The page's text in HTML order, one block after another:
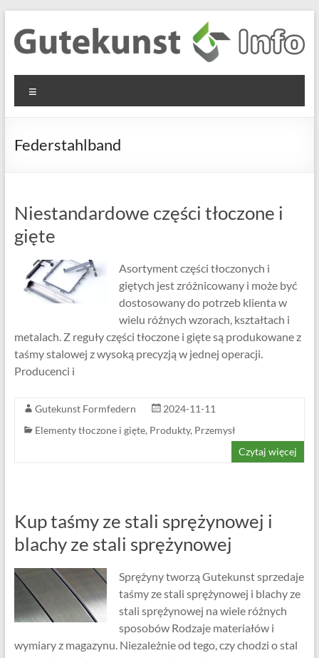
content
Gutekunst
Formfedern
GmbH
Informationen
Flachmaterial
Federstahlband
Niestandardowe części tłoczone i
gięte
Asortyment części tłoczonych i
giętych jest zróżnicowany i może być
dostosowany do potrzeb klienta w
wielu różnych wzorach, kształtach i
metalach. Z reguły części tłoczone i gięte są produkowane z
taśmy stalowej z wysoką precyzją w jednej operacji.
Producenci i
Gutekunst Formfedern
2024-11-11
Elementy tłoczone i gięte, Produkty, Przemysł
Czytaj więcej
Kup taśmy ze stali sprężynowej i
blachy ze stali sprężynowej
Sprężyny tworzą Gutekunst sprzedaje
taśmy ze stali sprężynowej i blachy ze
stali sprężynowej na wiele różnych
sposobów Rodzaje materiałów i
wymiary z magazynu. Niezależnie od tego, czy chodzi o stal